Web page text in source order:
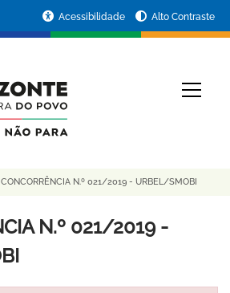
Acessibilidade Alto Contraste
CONCORRÊNCIA N.º 021/2019 - URBEL/SMOBI
N.º 021/2019 -